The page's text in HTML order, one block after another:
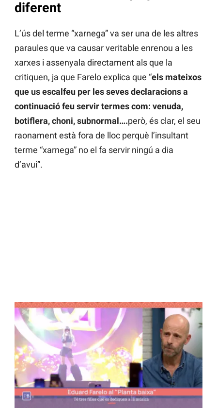
diferent
L’ús del terme “xarnega” va ser una de les altres
paraules que va causar veritable enrenou a les
xarxes i assenyala directament als que la
critiquen, ja que Farelo explica que “els mateixos
que us escalfeu per les seves declaracions a
continuació feu servir termes com: venuda,
botiflera, choni, subnormal….però, és clar, el seu
raonament està fora de lloc perquè l’insultant
terme “xarnega” no el fa servir ningú a dia
d’avui”.